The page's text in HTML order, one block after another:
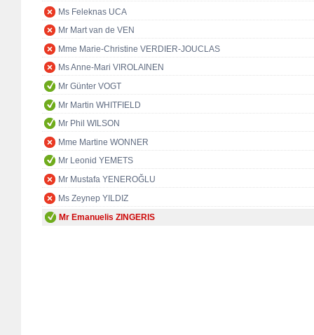
Ms Feleknas UCA
Mr Mart van de VEN
Mme Marie-Christine VERDIER-JOUCLAS
Ms Anne-Mari VIROLAINEN
Mr Günter VOGT
Mr Martin WHITFIELD
Mr Phil WILSON
Mme Martine WONNER
Mr Leonid YEMETS
Mr Mustafa YENEROĞLU
Ms Zeynep YILDIZ
Mr Emanuelis ZINGERIS